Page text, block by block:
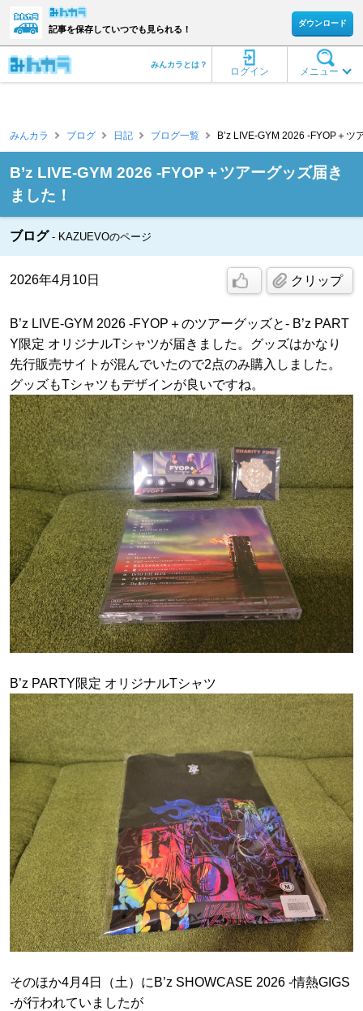
記事を保存していつでも見られる！
ダウンロード
メニュー
ログイン
みんカラとは？
みんカラ ブログ 日記 ブログ一覧 B’z LIVE-GYM 2026 -FYOP＋ツ
B’z LIVE-GYM 2026 -FYOP＋ツアーグッズ届き
ました！
ブログ KAZUEVOのページ
2026年4月10日 クリップ
B’z LIVE-GYM 2026 -FYOP＋のツアーグッズと- B’z PART
Y限定 オリジナルTシャツが届きました。グッズはかなり
先行販売サイトが混んでいたので2点のみ購入しました。
グッズもTシャツもデザインが良いですね。
B’z PARTY限定 オリジナルTシャツ
そのほか4月4日（土）にB’z SHOWCASE 2026 -情熱GIGS
-が行われていましたが